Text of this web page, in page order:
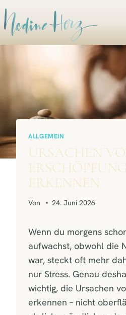
Zum
Inhalt
springen
ALLGEMEIN
URSACHEN
ERSCHÖPFUNG
ERKENNEN
Von 24. Juni 2026
Wenn du morgens
aufwachst, obwohl die
war, steckt oft mehr
nur Stress. Genau
wichtig, die Ursachen
erkennen – nicht